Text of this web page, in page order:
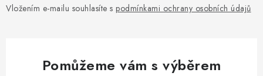
Vložením e-mailu souhlasíte s podmínkami ochrany osobních údajů
Pomůžeme vám s výběrem